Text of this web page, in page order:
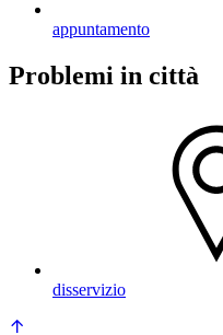
appuntamento
Problemi in città
disservizio